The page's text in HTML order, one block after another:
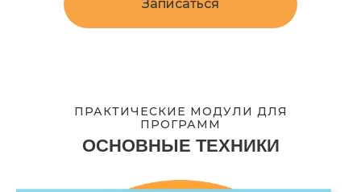
Записаться
ОСНОВНЫЕ ТЕХНИКИ
ПРАКТИЧЕСКИЕ МОДУЛИ ДЛЯ
ПРОГРАММ